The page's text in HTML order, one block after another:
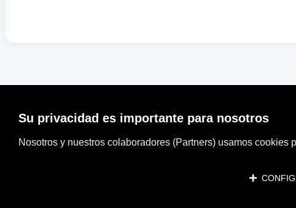
Su privacidad es importante para nosotros
Nosotros y nuestros colaboradores (Partners) usamos